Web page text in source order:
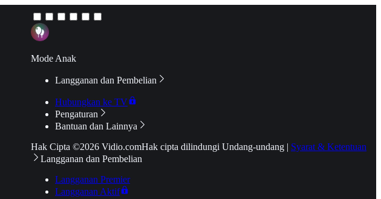
Mode Anak
Langganan dan Pembelian
Hubungkan ke TV
Pengaturan
Bantuan dan Lainnya
Hak Cipta ©2026 Vidio.comHak cipta dilindungi Undang-undang | Syarat & Ketentuan
Langganan dan Pembelian
Langganan Premier
Langganan Aktif